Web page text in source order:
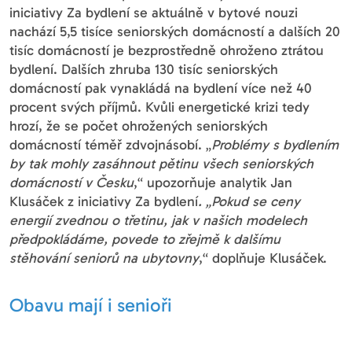
iniciativy Za bydlení se aktuálně v bytové nouzi
nachází 5,5 tisíce seniorských domácností a dalších 20
tisíc domácností je bezprostředně ohroženo ztrátou
bydlení. Dalších zhruba 130 tisíc seniorských
domácností pak vynakládá na bydlení více než 40
procent svých příjmů. Kvůli energetické krizi tedy
hrozí, že se počet ohrožených seniorských
domácností téměř zdvojnásobí. „Problémy s bydlením
by tak mohly zasáhnout pětinu všech seniorských
domácností v Česku,“ upozorňuje analytik Jan
Klusáček z iniciativy Za bydlení. „Pokud se ceny
energií zvednou o třetinu, jak v našich modelech
předpokládáme, povede to zřejmě k dalšímu
stěhování seniorů na ubytovny,“ doplňuje Klusáček.
Obavu mají i senioři